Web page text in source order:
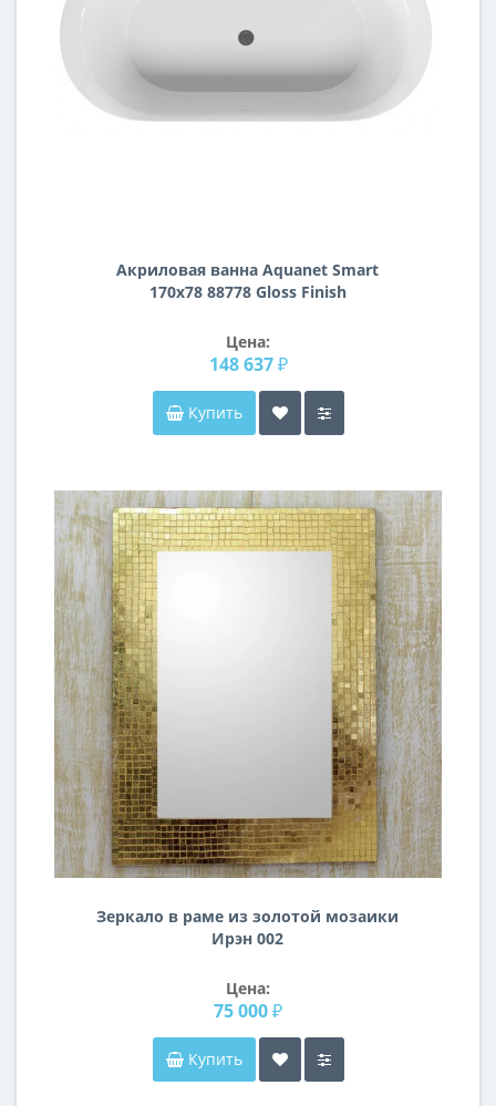
Акриловая ванна Aquanet Smart
170x78 88778 Gloss Finish
Цена:
148 637 ₽
Купить
Зеркало в раме из золотой мозаики
Ирэн 002
Цена:
75 000 ₽
Купить